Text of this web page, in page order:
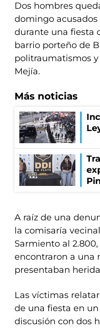
Dos hombres
domingo
durante una fiesta
barrio porteño de
politraumatismos
Mejía.
Más noticias
A raíz de una
la comisaría
Sarmiento al
encontraron a una
presentaban
Las víctimas
de una fiesta en
discusión con dos